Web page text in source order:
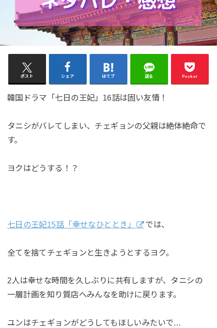
ポスト シェア はてブ 送る Pocket
韓国ドラマ「七日の王妃」16話は固い友情！
タニシがバレてしまい、チェギョンの父親は絶体絶命で
す。
ヨクはどうする！？
七日の王妃15話「幸せなひととき」 では、
全てを捨てチェギョンと生きようとするヨク。
2人は幸せな時間を久しぶりに共有しますが、タニシの
一層計画を知り質店へみんなを助けに戻ります。
ユンはチェギョンがどうしてもほしいみたいで…